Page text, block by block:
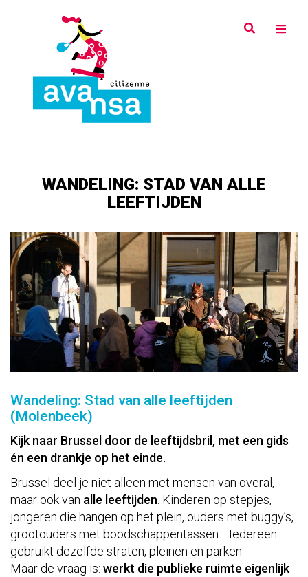
WANDELING: STAD VAN ALLE
LEEFTIJDEN
Wandeling: Stad van alle leeftijden
(Molenbeek)
Kijk naar Brussel door de leeftijdsbril, met een gids
én een drankje op het einde.
Brussel deel je niet alleen met mensen van overal,
maar ook van alle leeftijden . Kinderen op stepjes,
jongeren die hangen op het plein, ouders met buggy’s,
grootouders met boodschappentassen… Iedereen
gebruikt dezelfde straten, pleinen en parken.
Maar de vraag is: werkt die publieke ruimte eigenlijk